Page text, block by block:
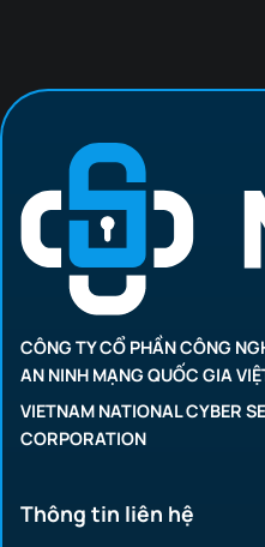
CÔNG TY CỔ PHẦN CÔNG
AN NINH MẠNG QUỐC GIA
VIETNAM NATIONAL CYBER
CORPORATION
Thông tin liên hệ